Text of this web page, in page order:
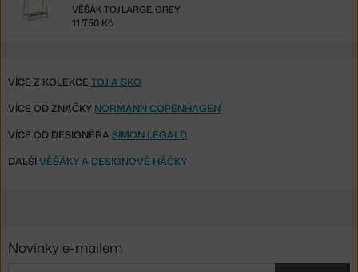
VĚŠÁK TOJ LARGE, GREY
11 750 Kč
VÍCE Z KOLEKCE TOJ A SKO
VÍCE OD ZNAČKY NORMANN COPENHAGEN
VÍCE OD DESIGNÉRA SIMON LEGALD
DALŠÍVĚŠÁKY A DESIGNOVÉ HÁČKY
Novinky e-mailem